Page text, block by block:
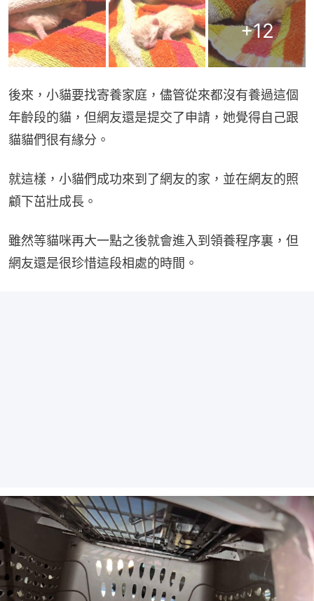
+12
後來，小貓要找寄養家庭，儘管從來都沒有養過這個
年齡段的貓，但網友還是提交了申請，她覺得自己跟
貓貓們很有緣分。
就這樣，小貓們成功來到了網友的家，並在網友的照
顧下茁壯成長。
雖然等貓咪再大一點之後就會進入到領養程序裏，但
網友還是很珍惜這段相處的時間。